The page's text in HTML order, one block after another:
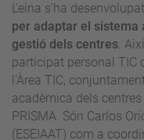
L'eina s'ha
per adaptar el sistema
gestió dels centres.
participat personal TIC
l'Àrea TIC,
acadèmica dels
PRISMA. Són Carlos
(ESEIAAT) com a